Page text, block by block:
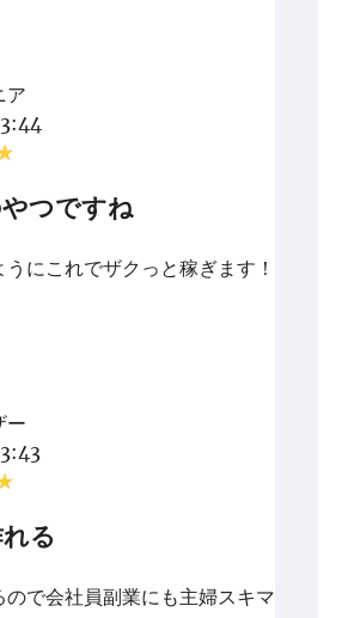
ア
つですね
にこれでザクっと稼ぎます！
ー
る
で会社員副業にも主婦スキマ